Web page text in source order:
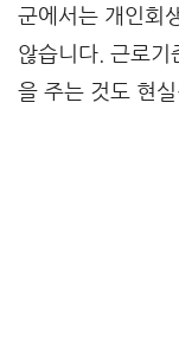
군에서는 개인회
않습니다. 근로기
을 주는 것도 현